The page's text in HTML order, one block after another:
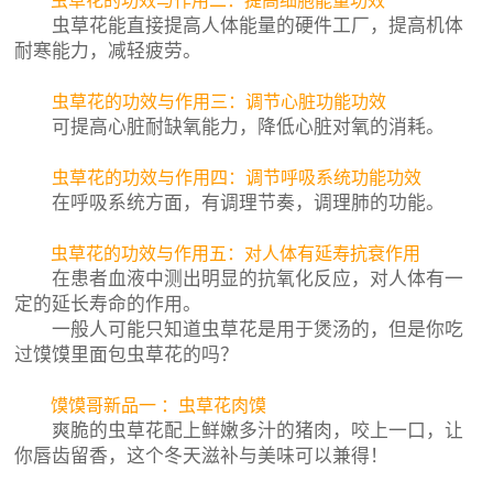
虫草花能直接提高人体能量的硬件工厂，提高机体
耐寒能力，减轻疲劳。
虫草花的功效与作用三：调节心脏功能功效
可提高心脏耐缺氧能力，降低心脏对氧的消耗。
虫草花的功效与作用四：调节呼吸系统功能功效
在呼吸系统方面，有调理节奏，调理肺的功能。
虫草花的功效与作用五：对人体有延寿抗衰作用
在患者血液中测出明显的抗氧化反应，对人体有一
定的延长寿命的作用。
一般人可能只知道虫草花是用于煲汤的，但是你吃
过馍馍里面包虫草花的吗？
馍馍哥新品一 ：虫草花肉馍
爽脆的虫草花配上鲜嫩多汁的猪肉，咬上一口，让
你唇齿留香，这个冬天滋补与美味可以兼得！